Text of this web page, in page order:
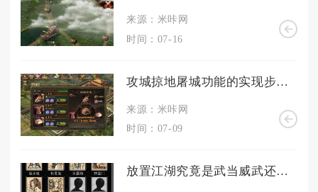
来源：米咔网
时间：07-16
攻城掠地屠城功能的实现步骤是什么
来源：米咔网
时间：07-09
放置江湖究竟是武当威武还是华山出众